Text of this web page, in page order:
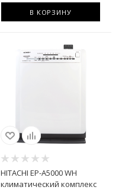
В КОРЗИНУ
HITACHI EP-A5000 WH
климатический комплекс